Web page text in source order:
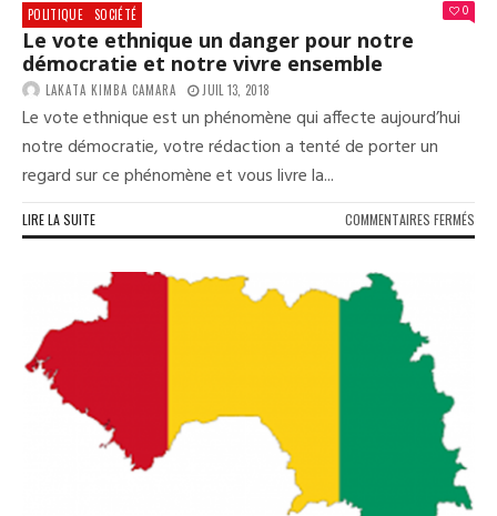
POLITIQUE SOCIÉTÉ 0
Le vote ethnique un danger pour notre
démocratie et notre vivre ensemble
LAKATA KIMBA CAMARA JUIL 13, 2018
Le vote ethnique est un phénomène qui affecte aujourd’hui
notre démocratie, votre rédaction a tenté de porter un
regard sur ce phénomène et vous livre la...
LIRE LA SUITE COMMENTAIRES FERMÉS
LE